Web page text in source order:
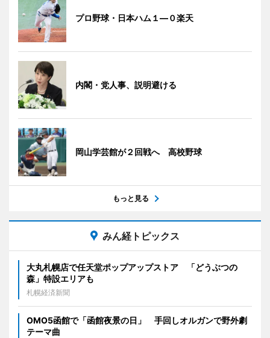
プロ野球・日本ハム１―０楽天
内閣・党人事、説明避ける
岡山学芸館が２回戦へ 高校野球
もっと見る
みん経トピックス
大丸札幌店で任天堂ポップアップストア 「どうぶつの
森」特設エリアも
札幌経済新聞
OMO5函館で「函館夜景の日」 手回しオルガンで野外劇
テーマ曲